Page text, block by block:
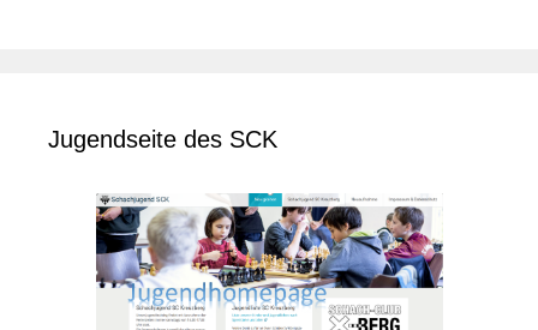
Jugendseite des SCK